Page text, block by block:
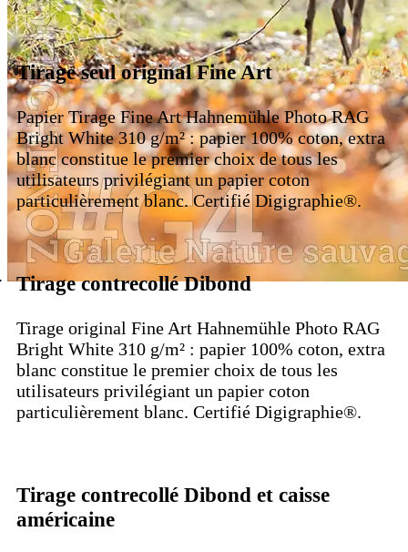
Tirage seul original Fine Art
Papier Tirage Fine Art Hahnemühle Photo RAG
Bright White 310 g/m² : papier 100% coton, extra
blanc constitue le premier choix de tous les
utilisateurs privilégiant un papier coton
particulièrement blanc. Certifié Digigraphie®.
Tirage contrecollé Dibond
Tirage original Fine Art Hahnemühle Photo RAG
Bright White 310 g/m² : papier 100% coton, extra
blanc constitue le premier choix de tous les
utilisateurs privilégiant un papier coton
particulièrement blanc. Certifié Digigraphie®.
Tirage contrecollé Dibond et caisse
américaine